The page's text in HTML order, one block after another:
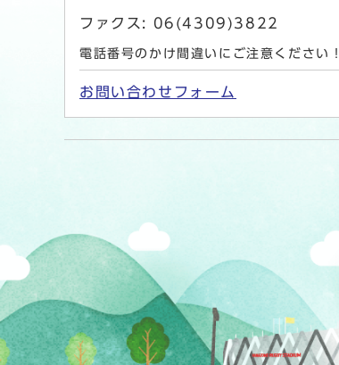
ファクス: 06(4309)3822
電話番号のかけ間違いにご注意ください！
お問い合わせフォーム